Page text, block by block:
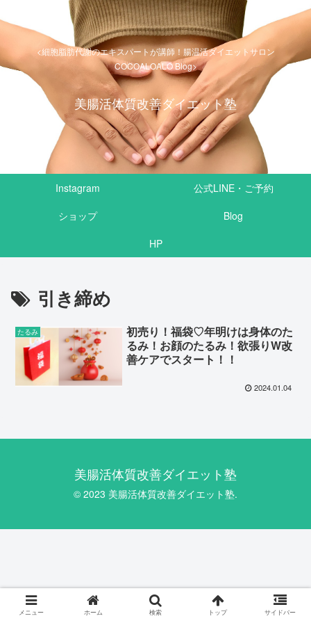
<細胞脂肪代謝のエキスパートが講師！腸温活ダイエットサロン
COCOALOALO Blog>
美腸活体質改善ダイエット塾
Instagram
公式LINE・ご予約
ショップ
Blog
HP
引き締め
たるみ
初売り！福袋♡年明けは身体のた
るみ！お顔のたるみ！欲張りW改
善ケアでスタート！！
2024.01.04
美腸活体質改善ダイエット塾
© 2023 美腸活体質改善ダイエット塾.
メニュー ホーム 検索 トップ サイドバー